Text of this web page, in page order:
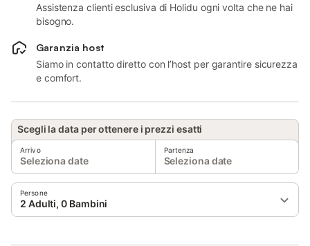
Assistenza clienti esclusiva di Holidu ogni volta che ne hai
bisogno.
Garanzia host
Siamo in contatto diretto con l’host per garantire sicurezza
e comfort.
Scegli la data per ottenere i prezzi esatti
Arrivo
Seleziona date
Partenza
Seleziona date
Persone
2 Adulti, 0 Bambini